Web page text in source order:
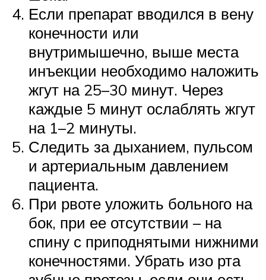
Если препарат вводился в вену
конечности или
внутримышечно, выше места
инъекции необходимо наложить
жгут на 25–30 минут. Через
каждые 5 минут ослаблять жгут
на 1–2 минуты.
Следить за дыханием, пульсом
и артериальным давлением
пациента.
При рвоте уложить больного на
бок, при ее отсутствии – на
спину с приподнятыми нижними
конечностями. Убрать изо рта